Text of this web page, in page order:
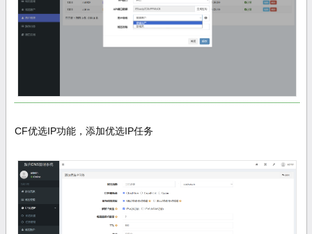
CF优选IP功能，添加优选IP任务